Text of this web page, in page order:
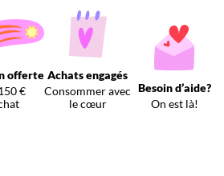
offerte
€
Achats engagés
Consommer avec
le cœur
Besoin d’aide?
On est là!